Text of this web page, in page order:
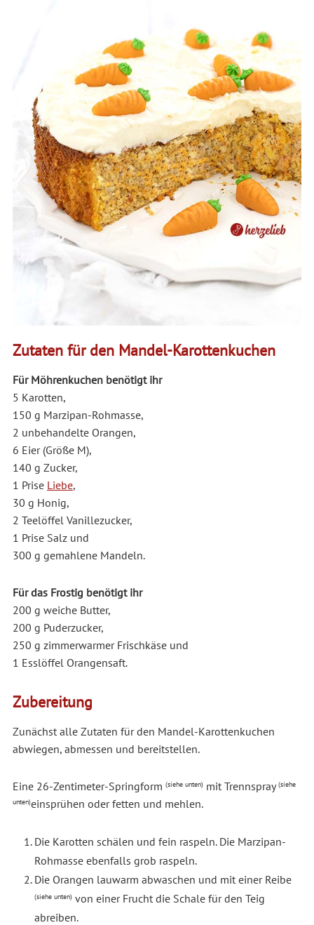
Zutaten für den Mandel-Karottenkuchen
Für Möhrenkuchen benötigt ihr
5 Karotten,
150 g Marzipan-Rohmasse,
2 unbehandelte Orangen,
6 Eier (Größe M),
140 g Zucker,
1 Prise Liebe,
30 g Honig,
2 Teelöffel Vanillezucker,
1 Prise Salz und
300 g gemahlene Mandeln.
Für das Frostig benötigt ihr
200 g weiche Butter,
200 g Puderzucker,
250 g zimmerwarmer Frischkäse und
1 Esslöffel Orangensaft.
Zubereitung
Zunächst alle Zutaten für den Mandel-Karottenkuchen
abwiegen, abmessen und bereitstellen.
Eine 26-Zentimeter-Springform (siehe unten)mit Trennspray(siehe
unten)einsprühen oder fetten und mehlen.
Die Karotten schälen und fein raspeln. Die Marzipan-
Rohmasse ebenfalls grob raspeln.
Die Orangen lauwarm abwaschen und mit einer Reibe
(siehe unten)von einer Frucht die Schale für den Teig
abreiben.